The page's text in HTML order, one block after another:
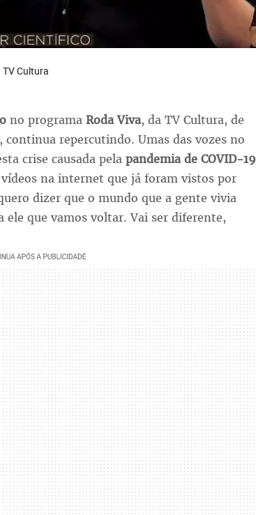
Cultura
no programaRoda Viva, da TV Cultura, de
repercutindo. Umas das vozes no
crise causada pela pandemia de COVID-19
na internet que já foram vistos por
dizer que o mundo que a gente vivia
que vamos voltar. Vai ser diferente,